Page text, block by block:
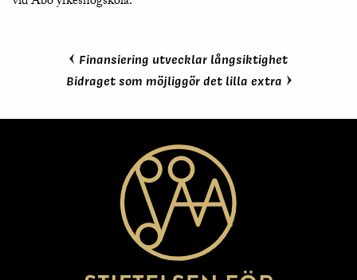
Finansiering utvecklar långsiktighet
Bidraget som möjliggör det lilla extra